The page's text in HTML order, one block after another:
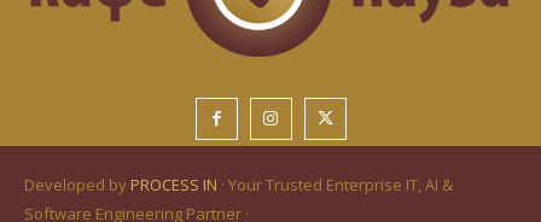
Developed by PROCESS IN · Your Trusted Enterprise IT, AI &
Software Engineering Partner ·